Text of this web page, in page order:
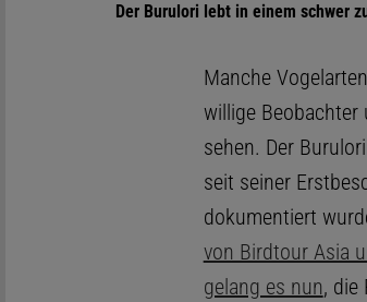
Der Burulori lebt in einem schwer
Manche
willige Beobachter
sehen. Der Burulori
seit seiner
dokumentiert
von Birdtour Asia
gelang es nun, die